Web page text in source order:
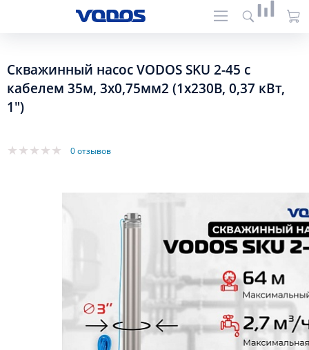
Скважинный насос VODOS SKU 2-45 с
кабелем 35м, 3х0,75мм2 (1х230В, 0,37 кВт,
1")
0 отзывов